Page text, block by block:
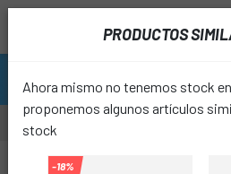
PRODUCTOS
Ahora mismo no tenemos stock
proponemos algunos artículos
stock
-18%